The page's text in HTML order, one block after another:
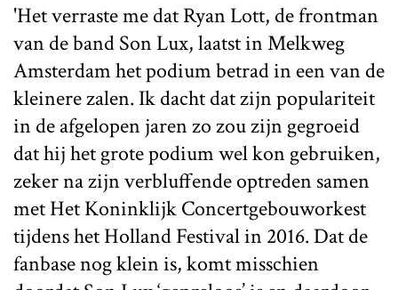
'Het verraste me dat Ryan Lott, de frontman
van de band Son Lux, laatst in Melkweg
Amsterdam het podium betrad in een van de
kleinere zalen. Ik dacht dat zijn populariteit
in de afgelopen jaren zo zou zijn gegroeid
dat hij het grote podium wel kon gebruiken,
zeker na zijn verbluffende optreden samen
met Het Koninklijk Concertgebouworkest
tijdens het Holland Festival in 2016. Dat de
fanbase nog klein is, komt misschien